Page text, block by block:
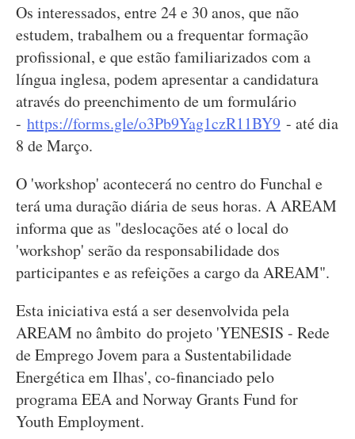
Os interessados, entre 24 e 30 anos, que não
estudem, trabalhem ou a frequentar formação
profissional, e que estão familiarizados com a
língua inglesa, podem apresentar a candidatura
através do preenchimento de um formulário
- https://forms.gle/o3Pb9Yag1czR11BY9 - até dia
8 de Março.
O 'workshop' acontecerá no centro do Funchal e
terá uma duração diária de seus horas. A AREAM
informa que as "deslocações até o local do
'workshop' serão da responsabilidade dos
participantes e as refeições a cargo da AREAM".
Esta iniciativa está a ser desenvolvida pela
AREAM no âmbito do projeto 'YENESIS - Rede
de Emprego Jovem para a Sustentabilidade
Energética em Ilhas', co-financiado pelo
programa EEA and Norway Grants Fund for
Youth Employment.